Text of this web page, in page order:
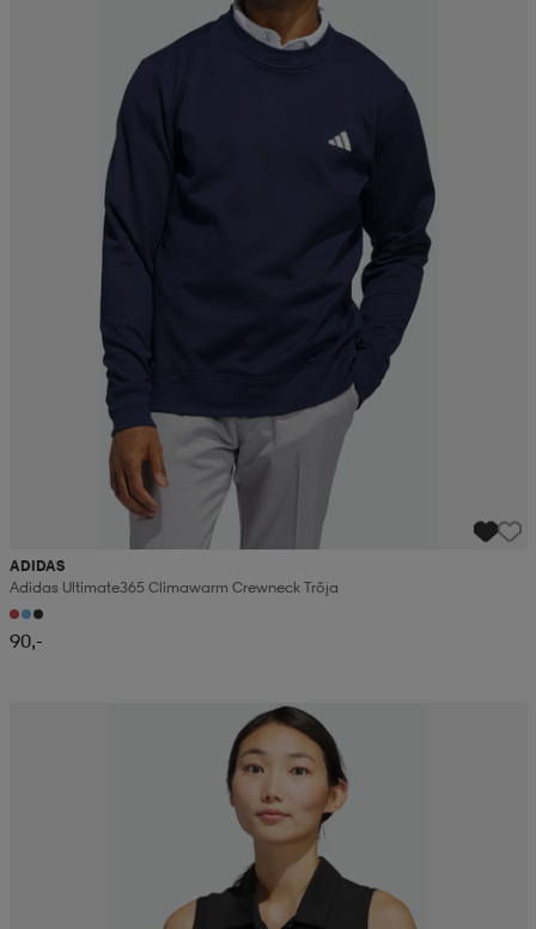
ADIDAS
Adidas Ultimate365 Climawarm Crewneck Tröja
90,-